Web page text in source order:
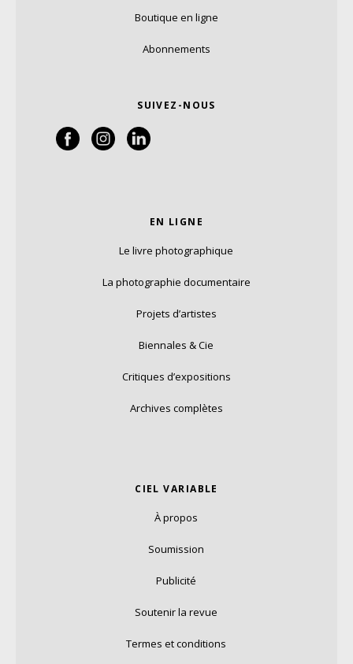
Boutique en ligne
Abonnements
SUIVEZ-NOUS
EN LIGNE
Le livre photographique
La photographie documentaire
Projets d’artistes
Biennales & Cie
Critiques d’expositions
Archives complètes
CIEL VARIABLE
À propos
Soumission
Publicité
Soutenir la revue
Termes et conditions